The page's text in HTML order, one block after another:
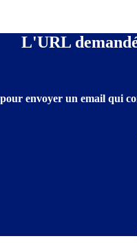
L'URL
envoyer un email qui